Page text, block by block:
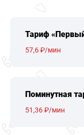
Тариф
57,6 ₽/мин
Поминутная
51,36 ₽/мин